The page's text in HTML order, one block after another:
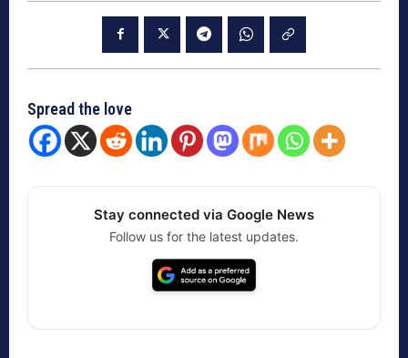
Spread the love
Stay connected via Google News
Follow us for the latest updates.